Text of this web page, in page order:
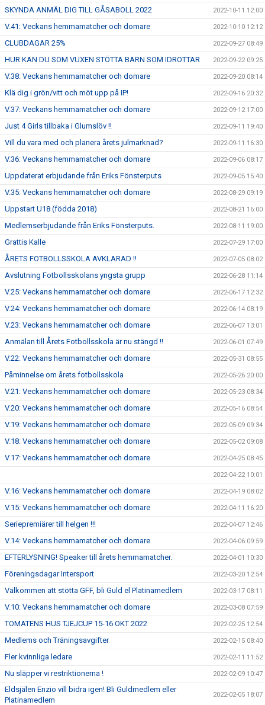
SKYNDA ANMÄL DIG TILL GÅSABOLL 2022 2022-10-11 12:00
V.41: Veckans hemmamatcher och domare 2022-10-10 12:12
CLUBDAGAR 25% 2022-09-27 08:49
HUR KAN DU SOM VUXEN STÖTTA BARN SOM IDROTTAR 2022-09-22 09:25
V.38: Veckans hemmamatcher och domare 2022-09-20 08:14
Klä dig i grön/vitt och möt upp på IP! 2022-09-16 20:32
V.37: Veckans hemmamatcher och domare 2022-09-12 17:00
Just 4 Girls tillbaka i Glumslöv !! 2022-09-11 19:40
Vill du vara med och planera årets julmarknad? 2022-09-11 16:30
V.36: Veckans hemmamatcher och domare 2022-09-06 08:17
Uppdaterat erbjudande från Eriks Fönsterputs 2022-09-05 15:40
V.35: Veckans hemmamatcher och domare 2022-08-29 09:19
Uppstart U18 (födda 2018) 2022-08-21 16:00
Medlemserbjudande från Eriks Fönsterputs. 2022-08-11 19:00
Grattis Kalle 2022-07-29 17:00
ÅRETS FOTBOLLSSKOLA AVKLARAD !! 2022-07-05 08:02
Avslutning Fotbollsskolans yngsta grupp 2022-06-28 11:14
V.25: Veckans hemmamatcher och domare 2022-06-17 12:32
V.24: Veckans hemmamatcher och domare 2022-06-14 08:19
V.23: Veckans hemmamatcher och domare 2022-06-07 13:01
Anmälan till Årets Fotbollsskola är nu stängd !! 2022-06-01 07:49
V.22: Veckans hemmamatcher och domare 2022-05-31 08:55
Påminnelse om årets fotbollsskola 2022-05-26 20:00
V.21: Veckans hemmamatcher och domare 2022-05-23 08:34
V.20: Veckans hemmamatcher och domare 2022-05-16 08:54
V.19: Veckans hemmamatcher och domare 2022-05-09 09:34
V.18: Veckans hemmamatcher och domare 2022-05-02 09:08
V.17: Veckans hemmamatcher och domare 2022-04-25 08:45
2022-04-22 10:01
V.16: Veckans hemmamatcher och domare 2022-04-19 08:02
V.15: Veckans hemmamatcher och domare 2022-04-11 16:20
Seriepremiärer till helgen !!! 2022-04-07 12:46
V.14: Veckans hemmamatcher och domare 2022-04-06 09:59
EFTERLYSNING! Speaker till årets hemmamatcher. 2022-04-01 10:30
Föreningsdagar Intersport 2022-03-20 12:54
Välkommen att stötta GFF, bli Guld el Platinamedlem 2022-03-17 08:11
V.10: Veckans hemmamatcher och domare 2022-03-08 07:59
TOMATENS HUS TJEJCUP 15-16 OKT 2022 2022-02-25 12:54
Medlems och Träningsavgifter 2022-02-15 08:40
Fler kvinnliga ledare 2022-02-11 11:52
Nu släpper vi restriktionerna ! 2022-02-09 10:47
Eldsjälen Enzio vill bidra igen! Bli Guldmedlem eller
Platinamedlem
2022-02-05 18:07